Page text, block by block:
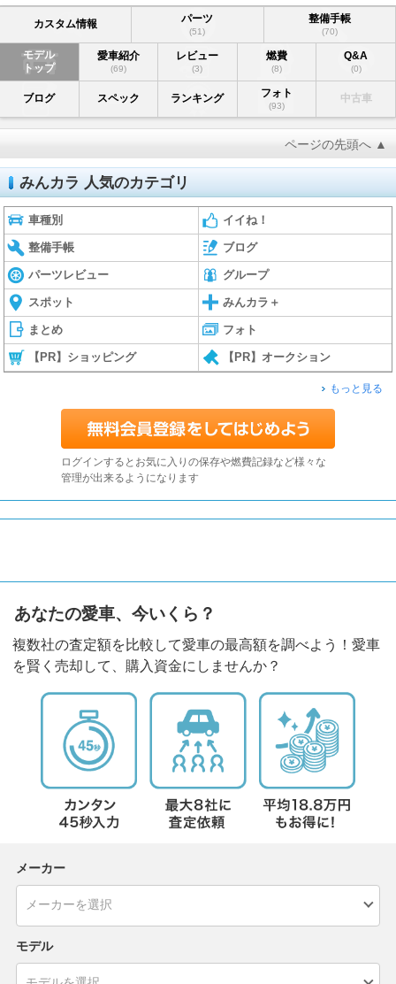
カスタム情報 パーツ
(51)
整備手帳
(70)
モデル
トップ
愛車紹介
(69)
レビュー
(3)
燃費
(8)
Q&A
(0)
ブログ スペック ランキング フォト
(93)
中古車
ページの先頭へ ▲
みんカラ 人気のカテゴリ
車種別 イイね！
整備手帳 ブログ
パーツレビュー グループ
スポット みんカラ＋
まとめ フォト
【PR】ショッピング 【PR】オークション
もっと見る
ログインするとお気に入りの保存や燃費記録など様々な
管理が出来るようになります
あなたの愛車、今いくら？
複数社の査定額を比較して愛車の最高額を調べよう！愛車
を賢く売却して、購入資金にしませんか？
メーカー
モデル